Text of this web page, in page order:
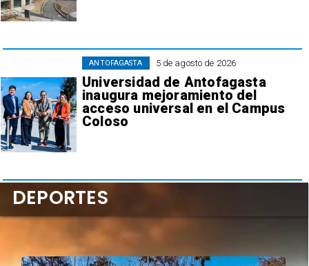
5 de agosto de 2026
Universidad de Antofagasta
inaugura mejoramiento del
acceso universal en el Campus
Coloso
ANTOFAGASTA
DEPORTES